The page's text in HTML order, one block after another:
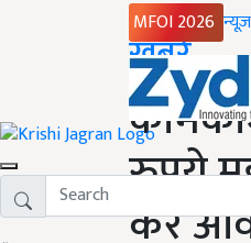
MFOI 2026
Home
ख़बरें
रुपये
करें